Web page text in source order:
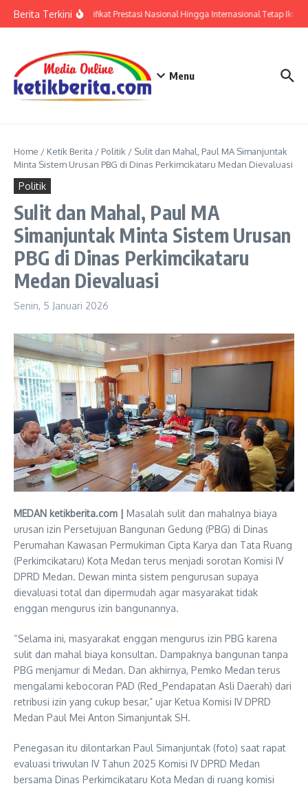
Berita TerkiniPolri: Sertifikat Prestasi Nasional Hingga Internasional Tetap Ikuti
Menu
Home / Ketik Berita / Politik / Sulit dan Mahal, Paul MA Simanjuntak
Minta Sistem Urusan PBG di Dinas Perkimcikataru Medan Dievaluasi
Politik
Sulit dan Mahal, Paul MA
Simanjuntak Minta Sistem Urusan
PBG di Dinas Perkimcikataru
Medan Dievaluasi
Senin, 5 Januari 2026
MEDAN ketikberita.com | Masalah sulit dan mahalnya biaya
urusan izin Persetujuan Bangunan Gedung (PBG) di Dinas
Perumahan Kawasan Permukiman Cipta Karya dan Tata Ruang
(Perkimcikataru) Kota Medan terus menjadi sorotan Komisi IV
DPRD Medan. Dewan minta sistem pengurusan supaya
dievaluasi total dan dipermudah agar masyarakat tidak
enggan mengurus izin bangunannya.
“Selama ini, masyarakat enggan mengurus izin PBG karena
sulit dan mahal biaya konsultan. Dampaknya bangunan tanpa
PBG menjamur di Medan. Dan akhirnya, Pemko Medan terus
mengalami kebocoran PAD (Red_Pendapatan Asli Daerah) dari
retribusi izin yang cukup besar,” ujar Ketua Komisi IV DPRD
Medan Paul Mei Anton Simanjuntak SH.
Penegasan itu dilontarkan Paul Simanjuntak (foto) saat rapat
evaluasi triwulan IV Tahun 2025 Komisi IV DPRD Medan
bersama Dinas Perkimcikataru Kota Medan di ruang komisi